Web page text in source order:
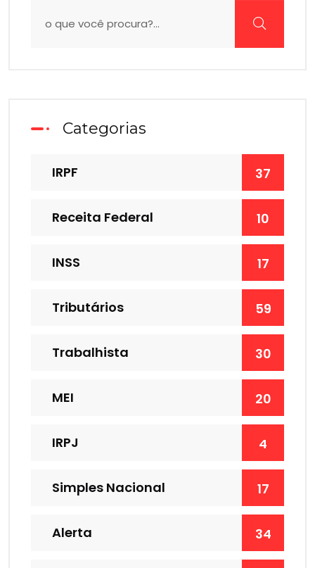
Categorias
IRPF 37
Receita Federal 10
INSS 17
Tributários 59
Trabalhista 30
MEI 20
IRPJ 4
Simples Nacional 17
Alerta 34